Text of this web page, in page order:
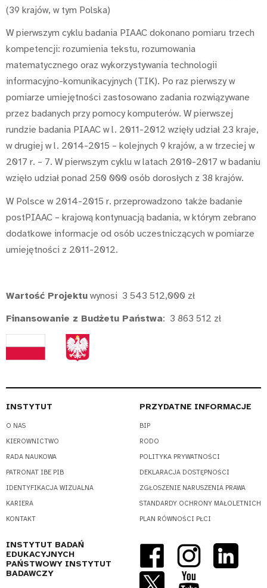
(39 krajów, w tym Polska)
W pierwszym cyklu badania PIAAC dokonano pomiaru trzech
kompetencji: rozumienia tekstu, rozumowania
matematycznego oraz wykorzystywania technologii
informacyjno-komunikacyjnych (TIK). Po raz pierwszy w
pomiarze umiejętności zastosowano zadania rozwiązywane
przez badanych przy pomocy komputerów. W pierwszej
rundzie badania PIAAC w l. 2011-2012 wzięły udział 23 kraje,
w drugiej w l. 2014-2015 – kolejnych 9 krajów, a w trzeciej w
2017 r. – 7. W pierwszym cyklu w latach 2010-2017 w badaniu
wzięło udział ponad 250 000 osób dorosłych z 38 krajów.
W Polsce w 2014-2015 r. przeprowadzono także badanie
postPIAAC – krajową kontynuacją badania, w którym zebrano
dodatkowe informacje od osób uczestniczących w pomiarze
umiejętności z 2011-2012.
Wartość Projektu wynosi 3 543 512,000 zł
Finansowanie z Budżetu Państwa: 3 863 512 zł
INSTYTUT
O NAS
KIEROWNICTWO
RADA NAUKOWA
PATRONAT IBE PIB
IDENTYFIKACJA WIZUALNA
KARIERA
KONTAKT
PRZYDATNE INFORMACJE
BIP
RODO
POLITYKA PRYWATNOŚCI
DEKLARACJA DOSTĘPNOŚCI
ZGŁOSZENIE NARUSZENIA PRAWA
STANDARDY OCHRONY MAŁOLETNICH
PLAN RÓWNOŚCI PŁCI
INSTYTUT BADAŃ
EDUKACYJNYCH
PAŃSTWOWY INSTYTUT
BADAWCZY